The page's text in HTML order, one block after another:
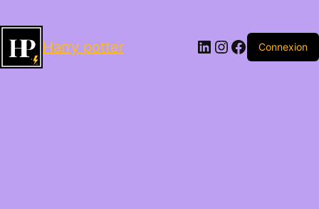
Harry potter LinkedIn
Instagram
Facebook
Connexion